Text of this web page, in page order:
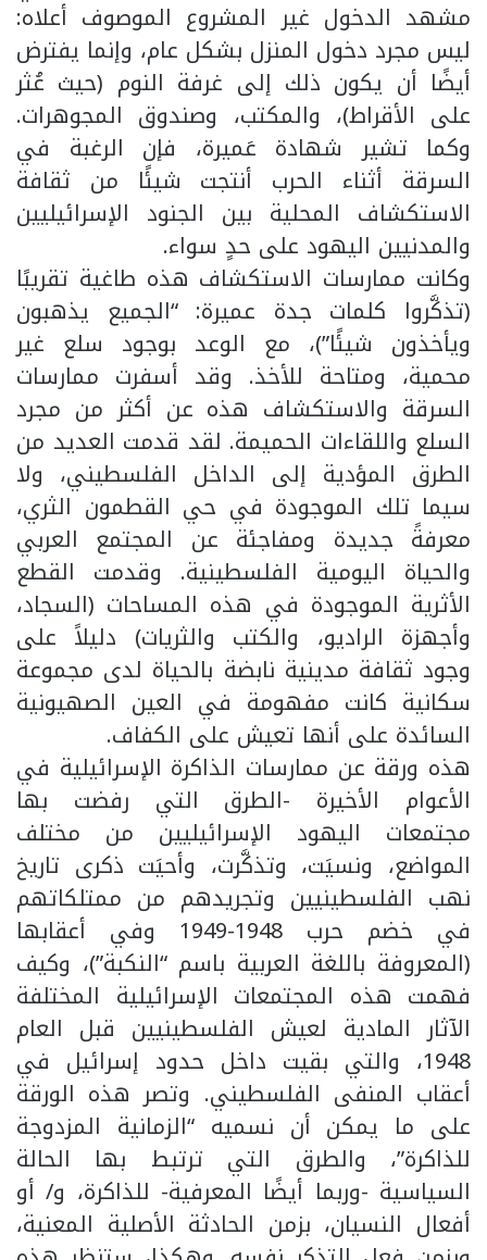
مشهد الدخول غير المشروع الموصوف أعلاه:
ليس مجرد دخول المنزل بشكل عام، وإنما يفترض
أيضًا أن يكون ذلك إلى غرفة النوم (حيث عُثر
على الأقراط)، والمكتب، وصندوق المجوهرات.
وكما تشير شهادة عَميرة، فإن الرغبة في
السرقة أثناء الحرب أنتجت شيئًا من ثقافة
الاستكشاف المحلية بين الجنود الإسرائيليين
والمدنيين اليهود على حدٍ سواء.
وكانت ممارسات الاستكشاف هذه طاغية تقريبًا
(تذكَّروا كلمات جدة عميرة: “الجميع يذهبون
ويأخذون شيئًا”)، مع الوعد بوجود سلع غير
محمية، ومتاحة للأخذ. وقد أسفرت ممارسات
السرقة والاستكشاف هذه عن أكثر من مجرد
السلع واللقاءات الحميمة. لقد قدمت العديد من
الطرق المؤدية إلى الداخل الفلسطيني، ولا
سيما تلك الموجودة في حي القطمون الثري،
معرفةً جديدة ومفاجئة عن المجتمع العربي
والحياة اليومية الفلسطينية. وقدمت القطع
الأثرية الموجودة في هذه المساحات (السجاد،
وأجهزة الراديو، والكتب والثريات) دليلاً على
وجود ثقافة مدينية نابضة بالحياة لدى مجموعة
سكانية كانت مفهومة في العين الصهيونية
السائدة على أنها تعيش على الكفاف.
هذه ورقة عن ممارسات الذاكرة الإسرائيلية في
الأعوام الأخيرة -الطرق التي رفضت بها
مجتمعات اليهود الإسرائيليين من مختلف
المواضع، ونسيَت، وتذكَّرت، وأحيَت ذكرى تاريخ
نهب الفلسطينيين وتجريدهم من ممتلكاتهم
في خضم حرب 1948-1949 وفي أعقابها
(المعروفة باللغة العربية باسم “النكبة”)، وكيف
فهمت هذه المجتمعات الإسرائيلية المختلفة
الآثار المادية لعيش الفلسطينيين قبل العام
1948، والتي بقيت داخل حدود إسرائيل في
أعقاب المنفى الفلسطيني. وتصر هذه الورقة
على ما يمكن أن نسميه “الزمانية المزدوجة
للذاكرة”، والطرق التي ترتبط بها الحالة
السياسية -وربما أيضًا المعرفية- للذاكرة، و/ أو
أفعال النسيان، بزمن الحادثة الأصلية المعنية،